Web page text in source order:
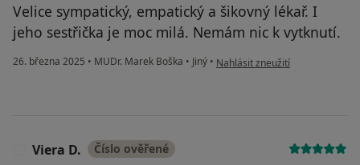
Velice sympatický, empatický a šikovný lékař. I
jeho sestřička je moc milá. Nemám nic k vytknutí.
26. března 2025 • MUDr. Marek Boška • Jiný • podle názoru uživatele Barbora
Nahlásit zneužití
Viera D. Číslo ověřené